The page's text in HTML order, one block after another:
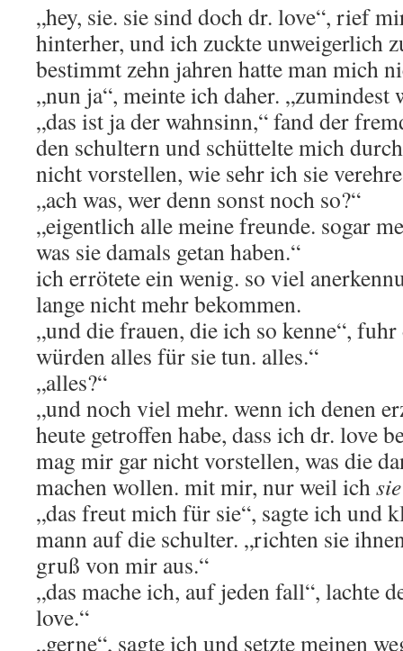
„hey, sie. sie sind doch dr. love“, rief
hinterher, und ich zuckte unweigerlich
bestimmt zehn jahren hatte man mich
„nun ja“, meinte ich daher. „zumindest
„das ist ja der wahnsinn,“ fand der
den schultern und schüttelte mich
nicht vorstellen, wie sehr ich sie
„ach was, wer denn sonst noch so?“
„eigentlich alle meine freunde. sogar
was sie damals getan haben.“
ich errötete ein wenig. so viel
lange nicht mehr bekommen.
„und die frauen, die ich so kenne“,
würden alles für sie tun. alles.“
„alles?“
„und noch viel mehr. wenn ich denen
heute getroffen habe, dass ich dr. love
mag mir gar nicht vorstellen, was die
machen wollen. mit mir, nur weil ichsie
„das freut mich für sie“, sagte ich und
mann auf die schulter. „richten sie
gruß von mir aus.“
„das mache ich, auf jeden fall“, lachte
love.“
„gerne“, sagte ich und setzte meinen